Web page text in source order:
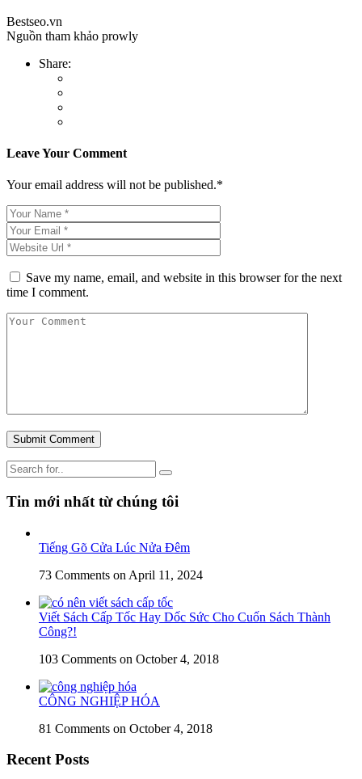
Bestseo.vn
Nguồn tham khảo prowly
Share:
Leave Your Comment
Your email address will not be published.*
Save my name, email, and website in this browser for the next
time I comment.
Tin mới nhất từ chúng tôi
Tiếng Gõ Cửa Lúc Nửa Đêm
73 Comments on April 11, 2024
Viết Sách Cấp Tốc Hay Dốc Sức Cho Cuốn Sách Thành
Công?!
103 Comments on October 4, 2018
CÔNG NGHIỆP HÓA
81 Comments on October 4, 2018
Recent Posts